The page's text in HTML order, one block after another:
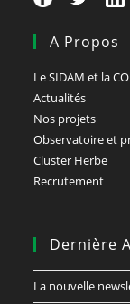
A Propos
Le SIDAM et la
Actualités
Nos projets
Observatoire et
Cluster Herbe
Recrutement
Dernière
La nouvelle